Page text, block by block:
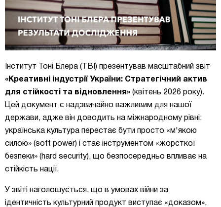
Інститут Тоні Блера (TBI) презентував масштабний звіт
«Креативні індустрії України: Стратегічний актив
для стійкості та відновлення» (квітень 2026 року).
Цей документ є надзвичайно важливим для нашої
держави, адже він доводить на міжнародному рівні:
українська культура перестає бути просто «м'якою
силою» (soft power) і стає інструментом «жорсткої
безпеки» (hard security), що безпосередньо впливає на
стійкість нації.
У звіті наголошується, що в умовах війни за
ідентичність культурний продукт виступає «доказом»,